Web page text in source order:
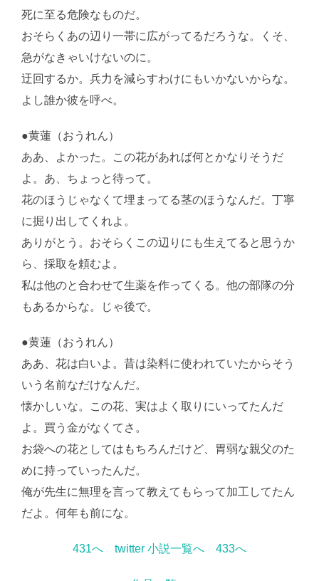
死に至る危険なものだ。
おそらくあの辺り一帯に広がってるだろうな。くそ、
急がなきゃいけないのに。
迂回するか。兵力を減らすわけにもいかないからな。
よし誰か彼を呼べ。
●黄蓮（おうれん）
ああ、よかった。この花があれば何とかなりそうだ
よ。あ、ちょっと待って。
花のほうじゃなくて埋まってる茎のほうなんだ。丁寧
に掘り出してくれよ。
ありがとう。おそらくこの辺りにも生えてると思うか
ら、採取を頼むよ。
私は他のと合わせて生薬を作ってくる。他の部隊の分
もあるからな。じゃ後で。
●黄蓮（おうれん）
ああ、花は白いよ。昔は染料に使われていたからそう
いう名前なだけなんだ。
懐かしいな。この花、実はよく取りにいってたんだ
よ。買う金がなくてさ。
お袋への花としてはもちろんだけど、胃弱な親父のた
めに持っていったんだ。
俺が先生に無理を言って教えてもらって加工してたん
だよ。何年も前にな。
431へ twitter 小説一覧へ 433へ